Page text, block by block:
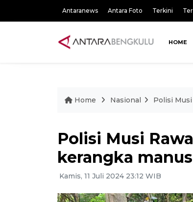
Antaranews Antara Foto Terkini
HOME
Home Nasional Polisi
Polisi Musi
kerangka
Kamis, 11 Juli 2024 23:12 WIB